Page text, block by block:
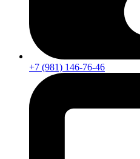
+7 (981) 146-76-46